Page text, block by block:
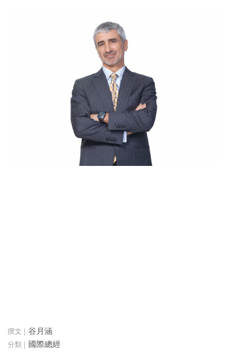
谷月涵
國際總經